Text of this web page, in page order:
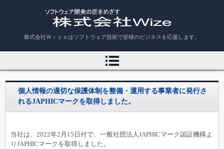
株式会社Ｗｉｚｅ
株式会社Ｗｉｚｅはソフトウェア技術で皆様のビジネスを応援します。
個人情報の適切な保護体制を整備・運用する事業者に発行さ
れるJAPHICマークを取得しました。
当社は、2022年2月15日付で、一般社団法人JAPHICマーク認証機構よ
りJAPHICマークを取得しました。